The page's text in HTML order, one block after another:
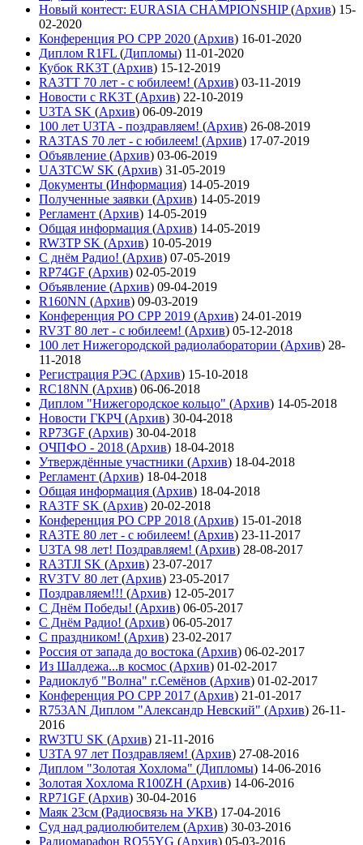
Новый контест: EURASIA CHAMPIONSHIP(Архив) 15-
02-2020
Конференция РО СРР 2020 (Архив) 16-01-2020
Диплом R1FL (Дипломы) 11-01-2020
Кубок RK3T (Архив) 15-12-2019
RA3TT 70 лет - с юбилеем! (Архив) 03-11-2019
Новости с RK3T (Архив) 22-10-2019
U3TA SK (Архив) 06-09-2019
100 лет U3TA - поздравляем! (Архив) 26-08-2019
RA3TAS 70 лет - с юбилеем! (Архив) 17-07-2019
Объявление (Архив) 03-06-2019
UA3TCW SK (Архив) 31-05-2019
Документы (Информация) 14-05-2019
Полученные заявки (Архив) 14-05-2019
Регламент (Архив) 14-05-2019
Общая информация (Архив) 14-05-2019
RW3TP SK (Архив) 10-05-2019
С днём Радио! (Архив) 07-05-2019
RP74GF (Архив) 02-05-2019
Объявление (Архив) 09-04-2019
R160NN (Архив) 09-03-2019
Конференция РО СРР 2019 (Архив) 24-01-2019
RV3T 80 лет - с юбилеем! (Архив) 05-12-2018
100 лет Нижегородской радиолаборатории (Архив) 28-
11-2018
Регистрация РЭС (Архив) 15-10-2018
RC18NN (Архив) 06-06-2018
Диплом "Нижегородское кольцо" (Архив) 14-05-2018
Новости ГКРЧ (Архив) 30-04-2018
RP73GF (Архив) 30-04-2018
ОЧПФО - 2018 (Архив) 18-04-2018
Утверждённые участники (Архив) 18-04-2018
Регламент (Архив) 18-04-2018
Общая информация (Архив) 18-04-2018
RA3TF SK (Архив) 20-02-2018
Конференция РО СРР 2018 (Архив) 15-01-2018
RA3TE 80 лет - с юбилеем! (Архив) 23-11-2017
U3TA 98 лет! Поздравляем! (Архив) 28-08-2017
RA3TJI SK (Архив) 23-07-2017
RV3TV 80 лет (Архив) 23-05-2017
Поздравляем!!! (Архив) 12-05-2017
С Днём Победы! (Архив) 06-05-2017
С Днём Радио! (Архив) 06-05-2017
С праздником! (Архив) 23-02-2017
Россия от запада до востока (Архив) 06-02-2017
Из Шалдежа...в космос (Архив) 01-02-2017
Радиоклуб "Волна" г.Семёнов (Архив) 01-02-2017
Конференция РО СРР 2017 (Архив) 21-01-2017
R753AN Диплом "Александр Невский" (Архив) 26-11-
2016
RW3TU SK (Архив) 21-11-2016
U3TA 97 лет Поздравляем! (Архив) 27-08-2016
Диплом "Золотая Хохлома" (Дипломы) 14-06-2016
Золотая Хохлома R100ZH (Архив) 14-06-2016
RP71GF (Архив) 30-04-2016
Маяк 23см (Радиосвязь на УКВ) 17-04-2016
Суд над радиолюбителем (Архив) 30-03-2016
Радиомарафон RQ55YG (Архив) 05-03-2016